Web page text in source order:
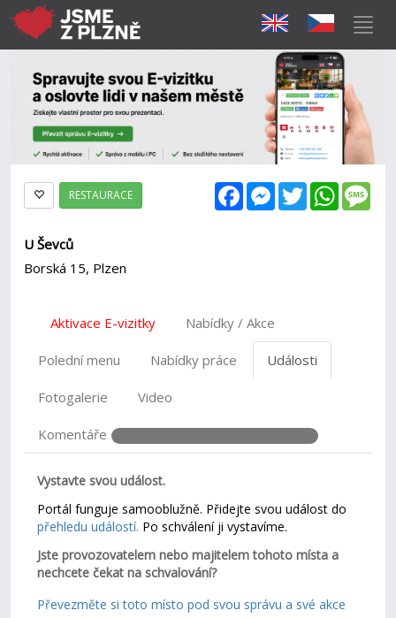
FacebookMessenger
Twitter
RESTAURACE
U Ševců
Borská 15, Plzen
Aktivace E-vizitky Nabídky / Akce
Polední menu Nabídky práce Události
Fotogalerie Video
Komentáře
Vystavte svou událost.
Portál funguje samooblužně. Přidejte svou událost do
přehledu událostí. Po schválení ji vystavíme.
Jste provozovatelem nebo majitelem tohoto místa a
nechcete čekat na schvalování?
Převezměte si toto místo pod svou správu a své akce